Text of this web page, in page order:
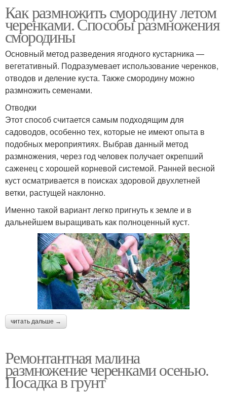
Как размножить смородину летом
черенками. Способы размножения
смородины
Основный метод разведения ягодного кустарника —
вегетативный. Подразумевает использование черенков,
отводов и деление куста. Также смородину можно
размножить семенами.
Отводки
Этот способ считается самым подходящим для
садоводов, особенно тех, которые не имеют опыта в
подобных мероприятиях. Выбрав данный метод
размножения, через год человек получает окрепший
саженец с хорошей корневой системой. Ранней весной
куст осматривается в поисках здоровой двухлетней
ветки, растущей наклонно.
Именно такой вариант легко пригнуть к земле и в
дальнейшем выращивать как полноценный куст.
читать дальше →
Ремонтантная малина
размножение черенками осенью.
Посадка в грунт